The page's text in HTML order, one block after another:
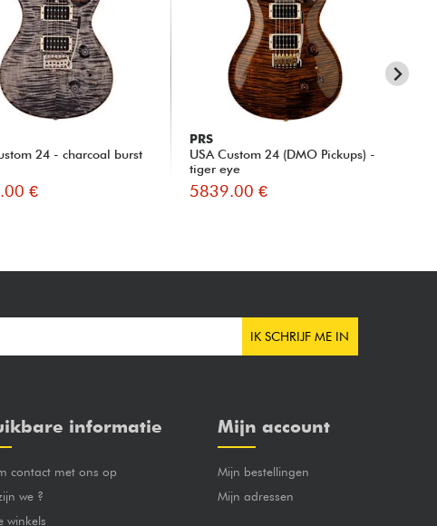
24 - charcoal burst
€
PRS
USA Custom 24 (DMO Pickups) -
tiger eye
5839.00 €
IK SCHRIJF ME IN
informatie
contact met ons op
we ?
winkels
Mijn account
Mijn bestellingen
Mijn adressen